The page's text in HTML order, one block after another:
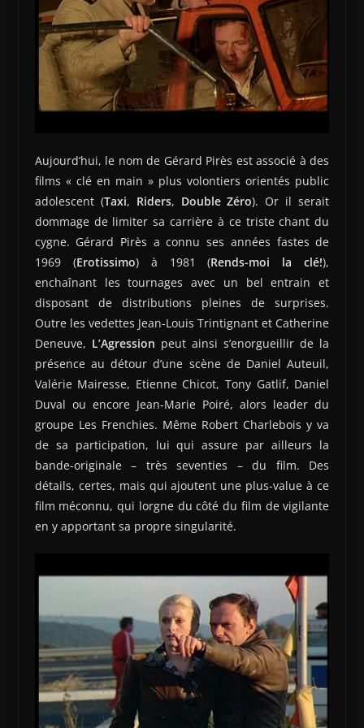
Aujourd’hui, le nom de Gérard Pirès est associé à des
films « clé en main » plus volontiers orientés public
adolescent (Taxi, Riders, Double Zéro). Or il serait
dommage de limiter sa carrière à ce triste chant du
cygne. Gérard Pirès a connu ses années fastes de
1969 (Erotissimo) à 1981 (Rends-moi la clé!),
enchaînant les tournages avec un bel entrain et
disposant de distributions pleines de surprises.
Outre les vedettes Jean-Louis Trintignant et Catherine
Deneuve, L’Agression peut ainsi s’enorgueillir de la
présence au détour d’une scène de Daniel Auteuil,
Valérie Mairesse, Etienne Chicot, Tony Gatlif, Daniel
Duval ou encore Jean-Marie Poiré, alors leader du
groupe Les Frenchies. Même Robert Charlebois y va
de sa participation, lui qui assure par ailleurs la
bande-originale – très seventies – du film. Des
détails, certes, mais qui ajoutent une plus-value à ce
film méconnu, qui lorgne du côté du film de vigilante
en y apportant sa propre singularité.